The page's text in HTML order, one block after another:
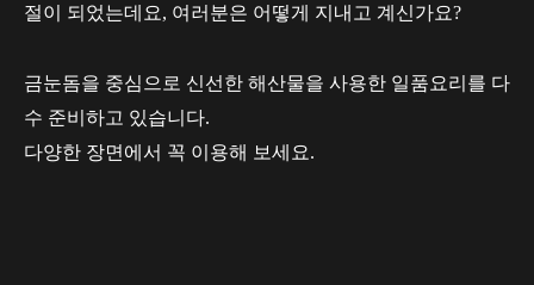
절이 되었는데요, 여러분은 어떻게 지내고 계신가요?
금눈돔을 중심으로 신선한 해산물을 사용한 일품요리를 다
수 준비하고 있습니다.
다양한 장면에서 꼭 이용해 보세요.